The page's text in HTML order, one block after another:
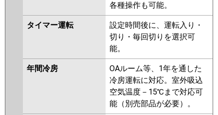
各種操作も可能。
タイマー運転
設定時間後に、運転入り・
切り・毎回切りを選択可
能。
年間冷房
OAルーム等、1年を通した
冷房運転に対応。室外吸込
空気温度－15℃まで対応可
能（別売部品が必要）。